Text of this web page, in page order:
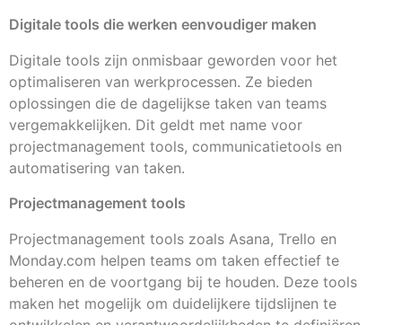
Digitale tools die werken eenvoudiger maken
Digitale tools zijn onmisbaar geworden voor het
optimaliseren van werkprocessen. Ze bieden
oplossingen die de dagelijkse taken van teams
vergemakkelijken. Dit geldt met name voor
projectmanagement tools, communicatietools en
automatisering van taken.
Projectmanagement tools
Projectmanagement tools zoals Asana, Trello en
Monday.com helpen teams om taken effectief te
beheren en de voortgang bij te houden. Deze tools
maken het mogelijk om duidelijkere tijdslijnen te